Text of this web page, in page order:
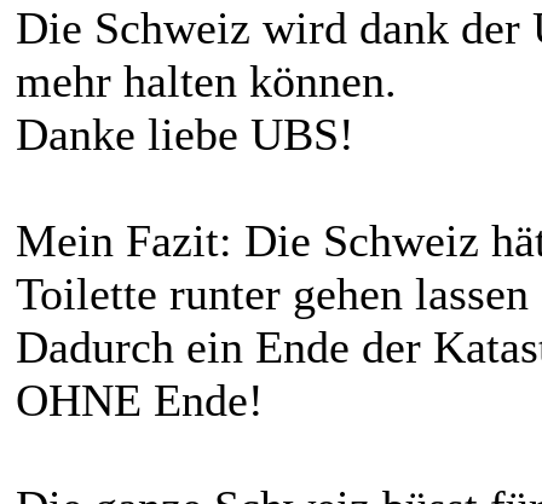
Die Schweiz wird dank der
mehr halten können.
Danke liebe UBS!
Mein Fazit: Die Schweiz
Toilette runter gehen
Dadurch ein Ende der
OHNE Ende!